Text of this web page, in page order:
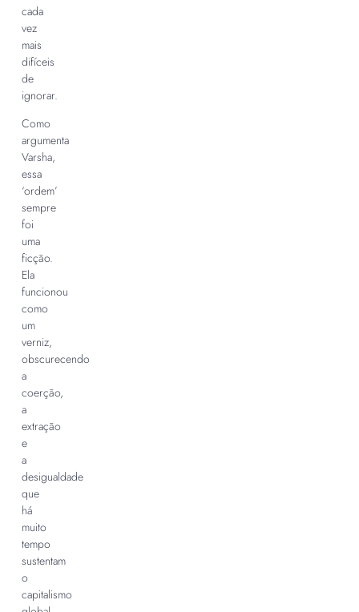
cada
vez
mais
difíceis
de
ignorar.
Como
argumenta
Varsha,
essa
‘ordem’
sempre
foi
uma
ficção.
Ela
funcionou
como
um
verniz,
obscurecendo
a
coerção,
a
extração
e
a
desigualdade
que
há
muito
tempo
sustentam
o
capitalismo